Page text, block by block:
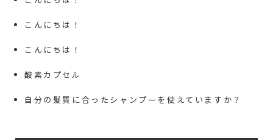
こんにちは！
こんにちは！
酸素カプセル
自分の髪質に合ったシャンプーを使えていますか？